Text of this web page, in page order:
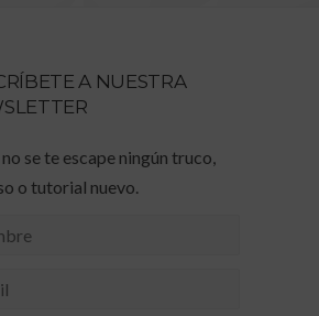
A NUESTRA
no se te escape ningún truco,
o tutorial nuevo.